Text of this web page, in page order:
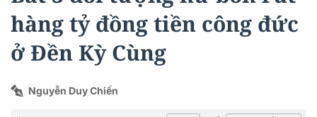
hàng tỷ đồng tiền công đức
ở Đền Kỳ Cùng
Nguyễn Duy Chiến